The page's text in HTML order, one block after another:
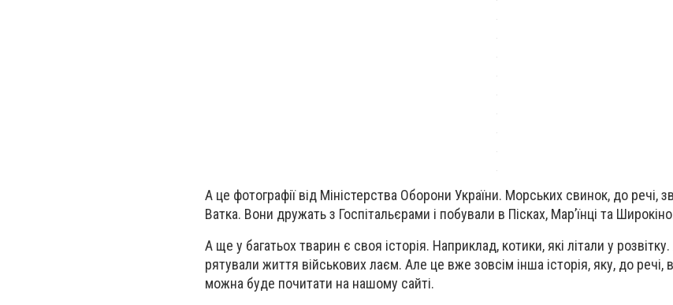
А це фотографії від Міністерства Оборони України. Морських свинок, до речі,
Ватка. Вони дружать з Госпітальєрами і побували в Пісках, Мар’їнці та
А ще у багатьох тварин є своя історія. Наприклад, котики, які літали у
рятували життя військових лаєм. Але це вже зовсім інша історія, яку, до речі,
можна буде почитати на нашому сайті.